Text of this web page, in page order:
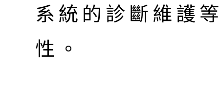
系統的診斷維護
性。